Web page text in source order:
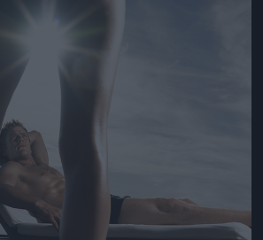
Jön még kép!